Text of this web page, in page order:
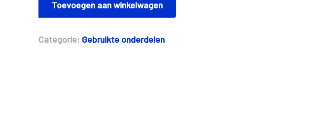
Toevoegen aan winkelwagen
Categorie: Gebruikte onderdelen